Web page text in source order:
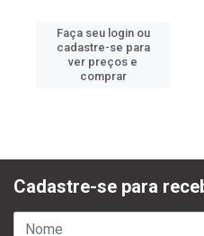
Faça seu login ou
cadastre-se para
ver preços e
comprar
Cadastre-se para